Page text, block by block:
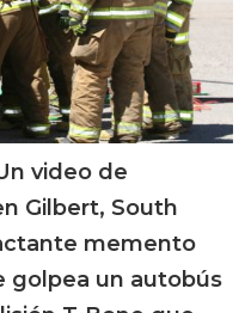
video de
Gilbert, South
memento
golpea un autobús